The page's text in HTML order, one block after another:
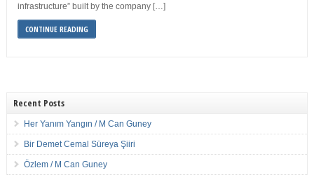
infrastructure” built by the company […]
CONTINUE READING
Recent Posts
Her Yanım Yangın / M Can Guney
Bir Demet Cemal Süreya Şiiri
Özlem / M Can Guney